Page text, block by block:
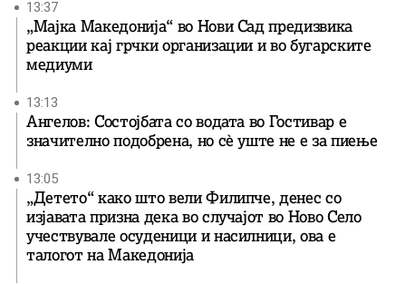
13:37
„Мајка Македонија“ во Нови Сад предизвика
реакции кај грчки организации и во бугарските
медиуми
13:13
Ангелов: Состојбата со водата во Гостивар е
значително подобрена, но сè уште не е за пиење
13:05
„Детето“ како што вели Филипче, денес со
изјавата призна дека во случајот во Ново Село
учествувале осуденици и насилници, ова е
талогот на Македонија